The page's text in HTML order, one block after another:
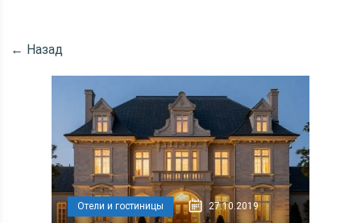
← Назад
Отели и гостиницы 27.10.2019